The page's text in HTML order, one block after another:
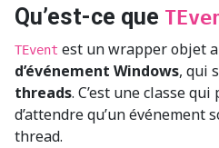
Qu’est-ce que
TEvent est un wrapper objet
d’événement Windows, qui
threads. C’est une classe
d’attendre qu’un
thread.